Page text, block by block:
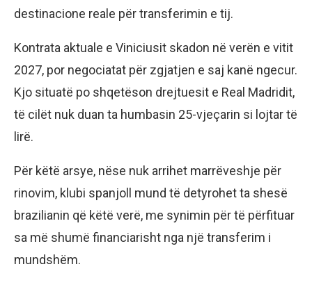
destinacione reale për transferimin e tij.
Kontrata aktuale e Viniciusit skadon në verën e vitit
2027, por negociatat për zgjatjen e saj kanë ngecur.
Kjo situatë po shqetëson drejtuesit e Real Madridit,
të cilët nuk duan ta humbasin 25-vjeçarin si lojtar të
lirë.
Për këtë arsye, nëse nuk arrihet marrëveshje për
rinovim, klubi spanjoll mund të detyrohet ta shesë
brazilianin që këtë verë, me synimin për të përfituar
sa më shumë financiarisht nga një transferim i
mundshëm.